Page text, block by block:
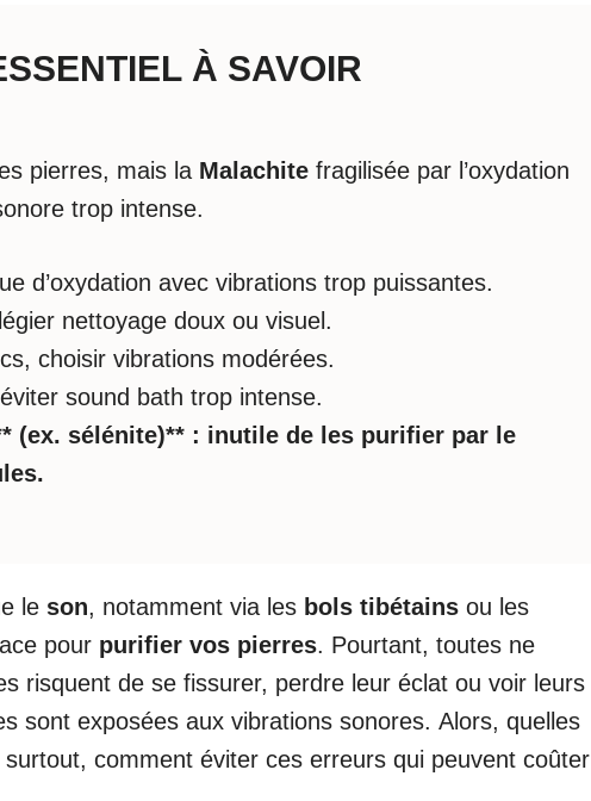
À SAVOIR
pierres, mais la Malachite fragilisée par l’oxydation
trop intense.
d’oxydation avec vibrations trop puissantes.
nettoyage doux ou visuel.
choisir vibrations modérées.
sound bath trop intense.
(ex. sélénite)** : inutile de les purifier par le
le son, notamment via les bols tibétains ou les
pour purifier vos pierres. Pourtant, toutes ne
risquent de se fissurer, perdre leur éclat ou voir leurs
sont exposées aux vibrations sonores. Alors, quelles
comment éviter ces erreurs qui peuvent coûter